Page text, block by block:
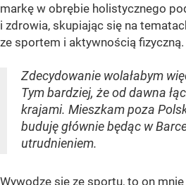
markę w obrębie holistycznego
i zdrowia, skupiając się na
ze sportem i aktywnością fizyczną.
Zdecydowanie wolałabym
Tym bardziej, że od dawna
krajami. Mieszkam poza
buduję głównie będąc w
utrudnieniem.
Wywodzę się ze sportu, to on mnie